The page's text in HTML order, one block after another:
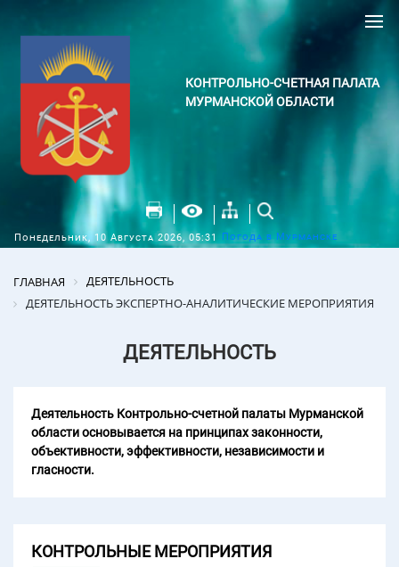
КОНТРОЛЬНО-СЧЕТНАЯ ПАЛАТА
МУРМАНСКОЙ ОБЛАСТИ
Понедельник, 10 Августа 2026, 05:31 Погода в Мурманске
ГЛАВНАЯ
ДЕЯТЕЛЬНОСТЬ
ДЕЯТЕЛЬНОСТЬ ЭКСПЕРТНО-АНАЛИТИЧЕСКИЕ МЕРОПРИЯТИЯ
ДЕЯТЕЛЬНОСТЬ
Деятельность Контрольно-счетной палаты Мурманской
области основывается на принципах законности,
объективности, эффективности, независимости и
гласности.
КОНТРОЛЬНЫЕ МЕРОПРИЯТИЯ